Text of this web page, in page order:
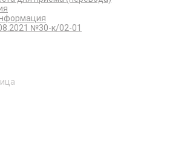
№30-к/02-01